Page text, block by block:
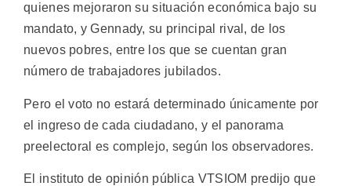
quienes mejoraron su situación económica bajo su
mandato, y Gennady, su principal rival, de los
nuevos pobres, entre los que se cuentan gran
número de trabajadores jubilados.
Pero el voto no estará determinado únicamente por
el ingreso de cada ciudadano, y el panorama
preelectoral es complejo, según los observadores.
El instituto de opinión pública VTSIOM predijo que